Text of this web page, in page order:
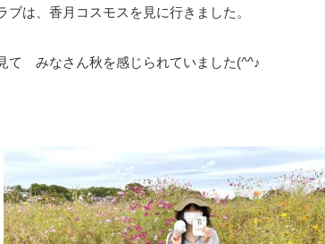
ブは、香月コスモスを見に行きました。
て みなさん秋を感じられていました(^^♪